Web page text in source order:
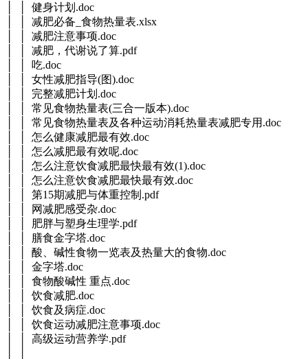
│ │ 健身计划.doc
│ │ 减肥必备_食物热量表.xlsx
│ │ 减肥注意事项.doc
│ │ 减肥，代谢说了算.pdf
│ │ 吃.doc
│ │ 女性减肥指导(图).doc
│ │ 完整减肥计划.doc
│ │ 常见食物热量表(三合一版本).doc
│ │ 常见食物热量表及各种运动消耗热量表减肥专用.doc
│ │ 怎么健康减肥最有效.doc
│ │ 怎么减肥最有效呢.doc
│ │ 怎么注意饮食减肥最快最有效(1).doc
│ │ 怎么注意饮食减肥最快最有效.doc
│ │ 第15期减肥与体重控制.pdf
│ │ 网减肥感受杂.doc
│ │ 肥胖与塑身生理学.pdf
│ │ 膳食金字塔.doc
│ │ 酸、碱性食物一览表及热量大的食物.doc
│ │ 金字塔.doc
│ │ 食物酸碱性 重点.doc
│ │ 饮食减肥.doc
│ │ 饮食及病症.doc
│ │ 饮食运动减肥注意事项.doc
│ │ 高级运动营养学.pdf